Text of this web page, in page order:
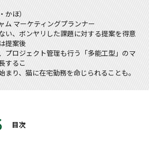
ほ）
ム マーケティングプランナー
い、ボンヤリした課題に対する提案を得意
提案後
プロジェクト管理も行う「多能工型」のマ
するこ
まり、猫に在宅勤務を命じられることも。
目次